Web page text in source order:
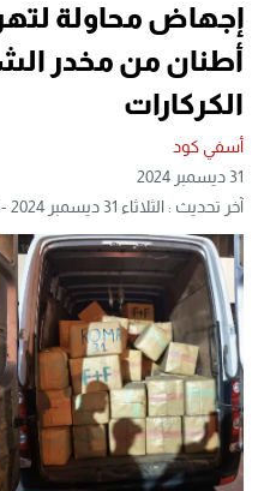
أطنان من مخدر
الكركارات
أسفي كود
31 ديسمبر 2024
آخر تحديث : الثلاثاء 31 ديسمبر 2024 - 1:29 مساءً